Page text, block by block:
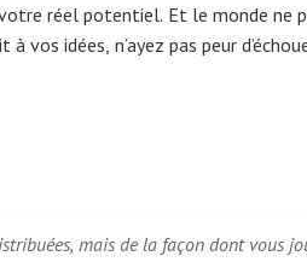
réel potentiel. Et le monde ne
vos idées, n’ayez pas peur
mais de la façon dont vous